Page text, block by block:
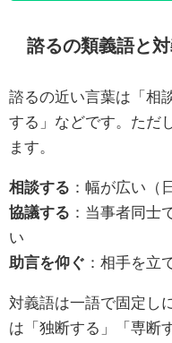
諮るの類義語と
諮るの近い言葉は「相
する」などです。ただ
ます。
相談する ：幅が広い（
協議する ：当事者同士
い
助言を仰ぐ ：相手を立
対義語は一語で固定し
は「独断する」「専断